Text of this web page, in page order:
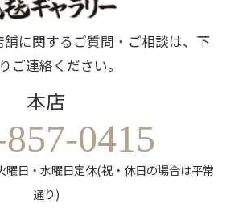
に関するご質問・ご相談は、下
ご連絡ください。
本店
0415
曜日・水曜日定休(祝・休日の場合は平常
通り)